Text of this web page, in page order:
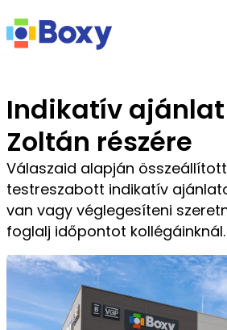
Indikatív
Zoltán részére
Válaszaid alapján
testreszabott indikatív
van vagy véglegesíteni
foglalj időpontot kollégáinknál.